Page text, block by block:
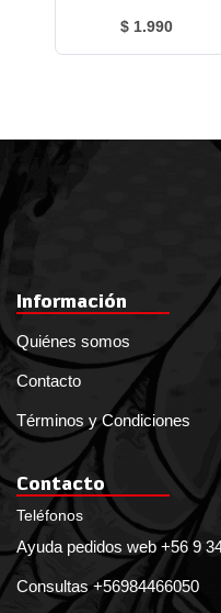
$ 1.990
Información
Quiénes somos
Contacto
Términos y Condiciones
Contacto
Teléfonos
Ayuda pedidos web +56 9
Consultas +56984466050